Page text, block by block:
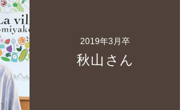
2019年3月卒
秋山さん